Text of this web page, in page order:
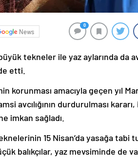
News
0
tekneler ile yaz aylarında da
etti.
korunması amacıyla geçen yıl
avcılığının durdurulması
imkan sağladı.
15 Nisan’da yasağa tabi
balıkçılar, yaz mevsiminde de